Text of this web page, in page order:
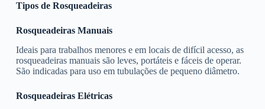
Tipos de Rosqueadeiras
Rosqueadeiras Manuais
Ideais para trabalhos menores e em locais de difícil acesso, as
rosqueadeiras manuais são leves, portáteis e fáceis de operar.
São indicadas para uso em tubulações de pequeno diâmetro.
Rosqueadeiras Elétricas